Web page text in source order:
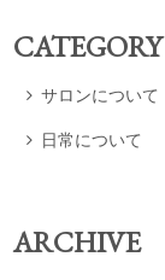
CATEGORY
 サロンについて
 日常について
ARCHIVE